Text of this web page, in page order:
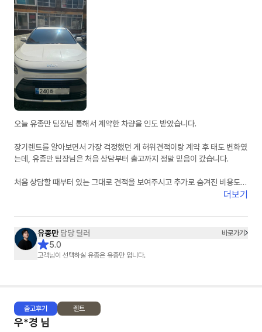
오늘 유종만 팀장님 통해서 계약한 차량을 인도 받았습니다.
장기렌트를 알아보면서 가장 걱정했던 게 허위견적이랑 계약 후 태도 변화였
는데, 유종만 팀장님은 처음 상담부터 출고까지 정말 믿음이 갔습니다.
처음 상담할 때부터 있는 그대로 견적을 보여주시고 추가로 숨겨진 비용도
없어서 신뢰가 갔습니다. 궁금한 점이 있을 때마다 피드백도 정말 빠르셔서
무엇보다 상담하면서 느낀 건 사람이 정말 좋으시다는 점이었습니다. 단순히
계약만 하는 느낌이 아니라 끝까지 책임지고 챙겨주시는 느낌이라 더 믿고
진행할 수 있었습니다.
더보기
유종만 담당 딜러 바로가기
5.0
고객님이 선택하실 유종은 유종만 입니다.
출고후기 렌트
우*경 님